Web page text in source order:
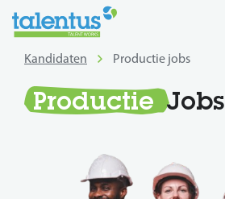
Kandidaten Productie jobs
Productie Jobs